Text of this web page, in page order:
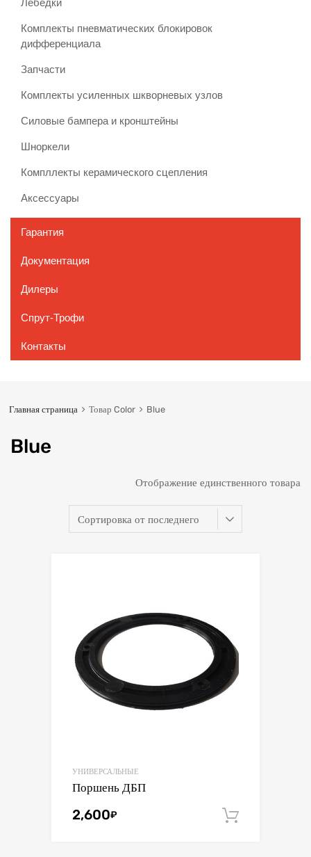
Комплекты пневматических блокировок
дифференциала
Запчасти
Комплекты усиленных шкворневых узлов
Силовые бампера и кронштейны
Шноркели
Компллекты керамического сцепления
Аксессуары
Гарантия
Документация
Дилеры
Спрут-Трофи
Контакты
Главная страница Товар Color Blue
Blue
Отображение единственного товара
УНИВЕРСАЛЬНЫЕ
Поршень ДБП
2,600₽